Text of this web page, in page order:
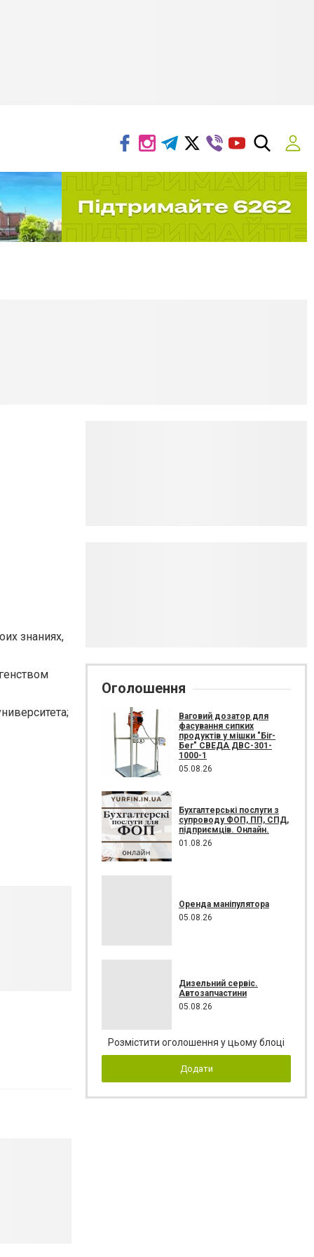
знаниях,
Оголошення
Ваговий дозатор для
фасування сипких
продуктів у мішки "Біг-
Бег" СВЕДА ДВС-301-
1000-1
05.08.26
Бухгалтерські послуги з
супроводу ФОП, ПП, СПД,
підприємців. Онлайн.
01.08.26
Оренда маніпулятора
05.08.26
Дизельний сервіс.
Автозапчастини
05.08.26
Розмістити оголошення у цьому блоці
Додати